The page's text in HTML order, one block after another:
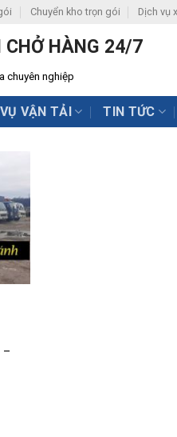
Chuyển kho trọn gói Dịch vụ
CHỞ HÀNG 24/7
chuyên nghiệp
VẬN TẢI TIN TỨC
–